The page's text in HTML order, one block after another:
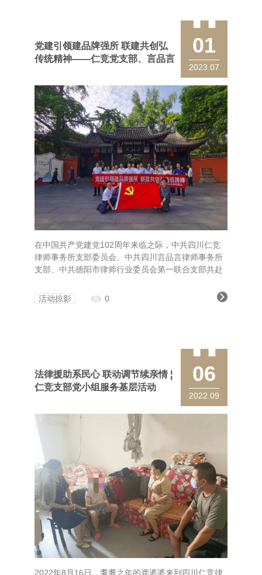
01
2023.07
党建引领建品牌强所 联建共创弘
传统精神——仁竞党支部、言品言
党节”联建活动
在中国共产党建党102周年来临之际，中共四川仁竞
律师事务所支部委员会、中共四川言品言律师事务所
支部、中共德阳市律师行业委员会第一联合支部共赴
联建共创弘扬传统精神”的主题党建活动。调研组一行
参观了我所的办公场地、党建阵地建设情况，随后进
活动掠影 0
06
2022.09
法律援助系民心 联动调节续亲情 ¦
仁竞支部党小组服务基层活动
2022年8月16日，耄耋之年的龚婆婆来到四川仁竞律